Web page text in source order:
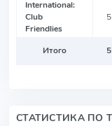
International:
Club
Friendlies
5
Итого 5
СТАТИСТИКА ПО